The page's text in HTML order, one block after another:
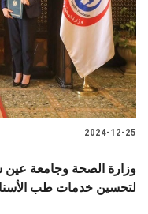
2024-12-25
وزارة الصحة وجامعة
لتحسين خدمات طب